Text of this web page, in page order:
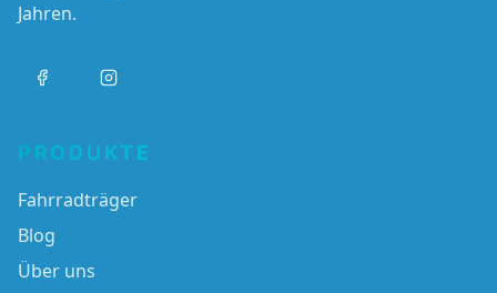
Jahren.
PRODUKTE
Fahrradträger
Blog
Über uns